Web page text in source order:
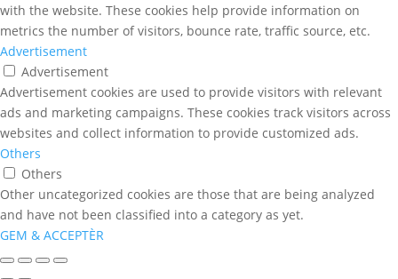
with the website. These cookies help provide information on
metrics the number of visitors, bounce rate, traffic source, etc.
Advertisement
Advertisement
Advertisement cookies are used to provide visitors with relevant
ads and marketing campaigns. These cookies track visitors across
websites and collect information to provide customized ads.
Others
Others
Other uncategorized cookies are those that are being analyzed
and have not been classified into a category as yet.
GEM & ACCEPTÈR